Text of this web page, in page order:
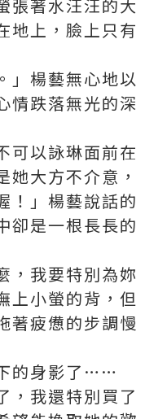
張著水汪汪的大
地上，臉上只有
」楊藝無心地以
情跌落無光的深
可以詠琳面前在
她大方不介意，
！」楊藝說話的
卻是一根長長的
，我要特別為妳
上小螢的背，但
著疲憊的步調慢
的身影了……
，我還特別買了